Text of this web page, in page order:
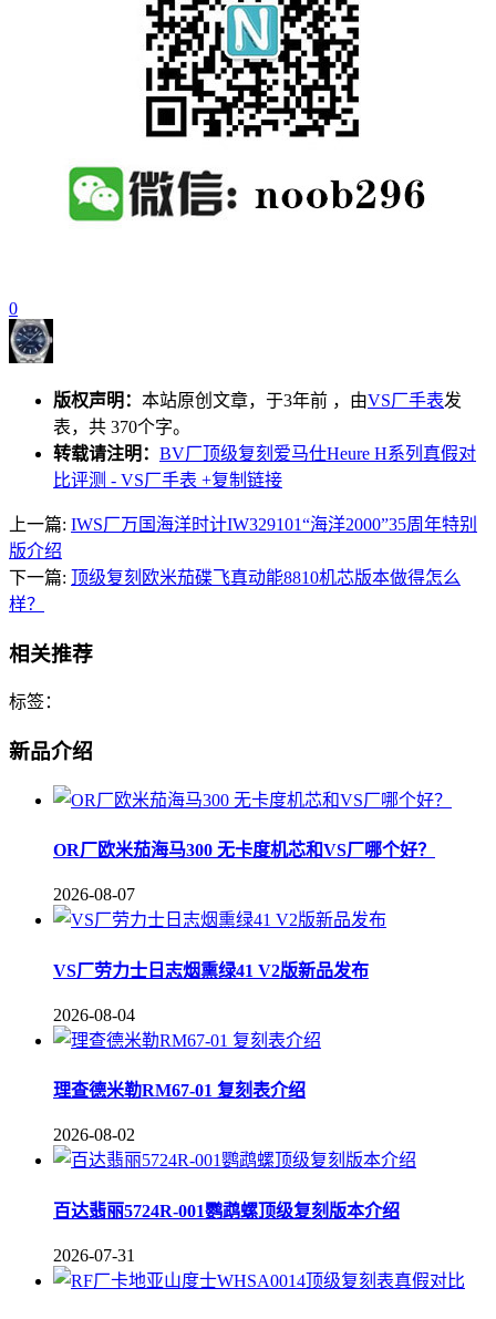
0
版权声明： 本站原创文章，于3年前 ，由VS厂手表发
表，共 370个字。
转载请注明： BV厂顶级复刻爱马仕Heure H系列真假对
比评测 - VS厂手表 +复制链接
上一篇: IWS厂万国海洋时计IW329101“海洋2000”35周年特别
版介绍
下一篇: 顶级复刻欧米茄碟飞真动能8810机芯版本做得怎么
样？
相关推荐
标签：
新品介绍
OR厂欧米茄海马300 无卡度机芯和VS厂哪个好？
2026-08-07
VS厂劳力士日志烟熏绿41 V2版新品发布
2026-08-04
理查德米勒RM67-01 复刻表介绍
2026-08-02
百达翡丽5724R-001鹦鹉螺顶级复刻版本介绍
2026-07-31